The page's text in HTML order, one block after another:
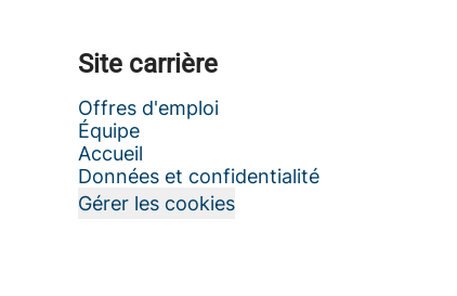
Site carrière
Offres d'emploi
Équipe
Accueil
Données et confidentialité
Gérer les cookies